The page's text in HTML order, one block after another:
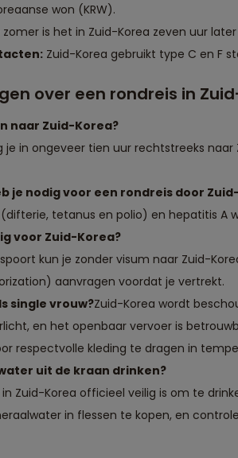
won (KRW).
zomer is het in Zuid-Korea zeven uur
Zuid-Korea gebruikt type C en F
over een rondreis in
naar Zuid-Korea?
in ongeveer tien uur rechtstreeks
je nodig voor een rondreis door
tetanus en polio) en hepatitis A
voor Zuid-Korea?
kun je zonder visum naar Zuid-
aanvragen voordat je vertrekt.
single vrouw?Zuid-Korea wordt
en het openbaar vervoer is
respectvolle kleding te dragen in
uit de kraan drinken?
Zuid-Korea officieel veilig is om te
in flessen te kopen, en